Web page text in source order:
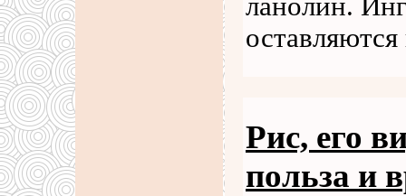
ланолин.
Рис, его
польза и